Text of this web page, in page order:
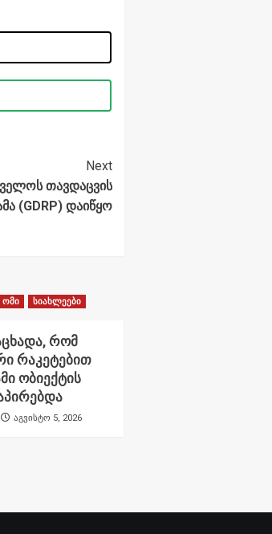
Next
თავდაცვის
(GDRP) დაიწყო
ომი სიახლეები
რომ
რაკეტებით
ობიექტის
აგვისტო 5, 2026